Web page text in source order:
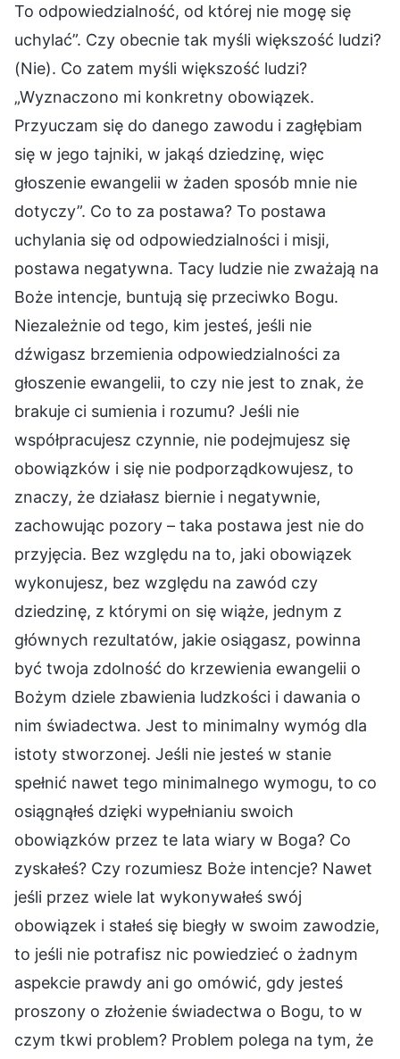
To odpowiedzialność, od której nie mogę się
uchylać”. Czy obecnie tak myśli większość ludzi?
(Nie). Co zatem myśli większość ludzi?
„Wyznaczono mi konkretny obowiązek.
Przyuczam się do danego zawodu i zagłębiam
się w jego tajniki, w jakąś dziedzinę, więc
głoszenie ewangelii w żaden sposób mnie nie
dotyczy”. Co to za postawa? To postawa
uchylania się od odpowiedzialności i misji,
postawa negatywna. Tacy ludzie nie zważają na
Boże intencje, buntują się przeciwko Bogu.
Niezależnie od tego, kim jesteś, jeśli nie
dźwigasz brzemienia odpowiedzialności za
głoszenie ewangelii, to czy nie jest to znak, że
brakuje ci sumienia i rozumu? Jeśli nie
współpracujesz czynnie, nie podejmujesz się
obowiązków i się nie podporządkowujesz, to
znaczy, że działasz biernie i negatywnie,
zachowując pozory – taka postawa jest nie do
przyjęcia. Bez względu na to, jaki obowiązek
wykonujesz, bez względu na zawód czy
dziedzinę, z którymi on się wiąże, jednym z
głównych rezultatów, jakie osiągasz, powinna
być twoja zdolność do krzewienia ewangelii o
Bożym dziele zbawienia ludzkości i dawania o
nim świadectwa. Jest to minimalny wymóg dla
istoty stworzonej. Jeśli nie jesteś w stanie
spełnić nawet tego minimalnego wymogu, to co
osiągnąłeś dzięki wypełnianiu swoich
obowiązków przez te lata wiary w Boga? Co
zyskałeś? Czy rozumiesz Boże intencje? Nawet
jeśli przez wiele lat wykonywałeś swój
obowiązek i stałeś się biegły w swoim zawodzie,
to jeśli nie potrafisz nic powiedzieć o żadnym
aspekcie prawdy ani go omówić, gdy jesteś
proszony o złożenie świadectwa o Bogu, to w
czym tkwi problem? Problem polega na tym, że